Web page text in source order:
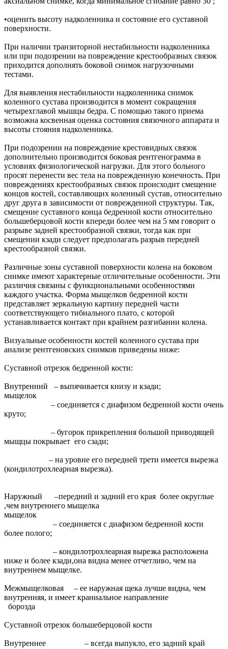
•оценить высоту надколенника и состояние его суставной
поверхности.
При наличии транзиторной нестабильности надколенника
или при подозрении на повреждение крестообразных связок
приходится дополнять боковой снимок нагрузочными
тестами.
Для выявления нестабильности надколенника снимок
коленного сустава производится в момент сокращения
четырехглавой мышцы бедра. С помощью такого приема
возможна косвенная оценка состояния связочного аппарата и
высоты стояния надколенника.
При подозрении на повреждение крестовидных связок
дополнительно производится боковая рентгенограмма в
условиях физиологической нагрузки. Для этого больного
просят перенести вес тела на поврежденную конечность. При
повреждениях крестообразных связок происходит смещение
концов костей, составляющих коленный сустав, относительно
друг друга в зависимости от поврежденной структуры. Так,
смещение суставного конца бедренной кости относительно
большеберцовой кости кпереди более чем на 5 мм говорит о
разрыве задней крестообразной связки, тогда как при
смещении кзади следует предполагать разрыв передней
крестообразной связки.
Различные зоны суставной поверхности колена на боковом
снимке имеют характерные отличительные особенности. Эти
различия связаны с функциональными особенностями
каждого участка. Форма мыщелков бедренной кости
представляет зеркальную картину передней части
соответствующего тибиального плато, с которой
устанавливается контакт при крайнем разгибании колена.
Визуальные особенности костей коленного сустава при
анализе рентгеновских снимков приведены ниже:
Суставной отрезок бедренной кости:
Внутренний – выпячивается книзу и кзади;
мыщелок
– соединяется с диафизом бедренной кости очень
круто;
– бугорок прикрепления большой приводящей
мыщцы покрывает его сзади;
– на уровне его передней трети имеется вырезка
(кондилотрохлеарная вырезка).
Наружный –передний и задний его края более округлые
,чем внутреннего мыщелка
мыщелок
– соединяется с диафизом бедренной кости
более полого;
– кондилотрохлеарная вырезка расположена
ниже и более кзади,она видна менее отчетливо, чем на
внутреннем мыщелке.
Межмыщелковая – ее наружная щека лучше видна, чем
внутренняя, и имеет краниальное направление
борозда
Суставной отрезок большеберцовой кости
Внутреннее – всегда выпукло, его задний край